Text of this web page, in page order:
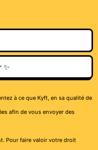
à ce que Kyft, en sa qualité de
afin de vous envoyer des
Pour faire valoir votre droit